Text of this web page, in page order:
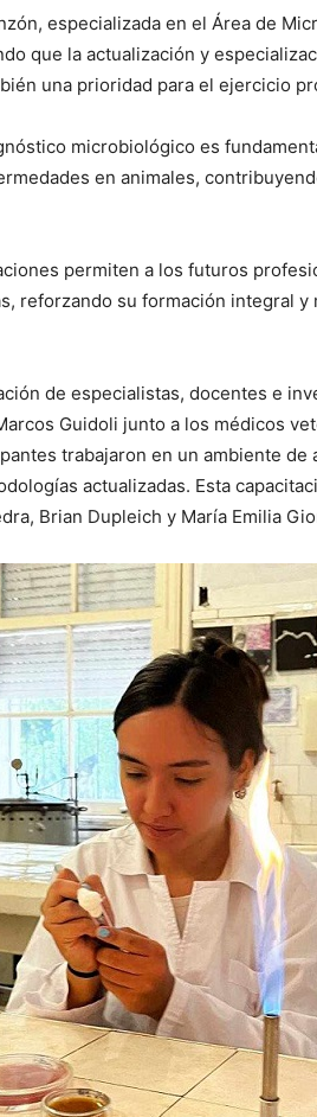
especializada en el Área de
que la actualización y
una prioridad para el ejercicio
microbiológico es
en animales,
permiten a los futuros
reforzando su formación integral
de especialistas, docentes e
Guidoli junto a los médicos
trabajaron en un ambiente de
actualizadas. Esta
Brian Dupleich y María Emilia